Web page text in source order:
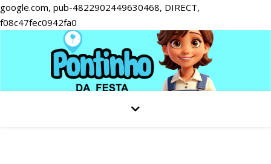
google.com, pub-4822902449630468, DIRECT,
f08c47fec0942fa0